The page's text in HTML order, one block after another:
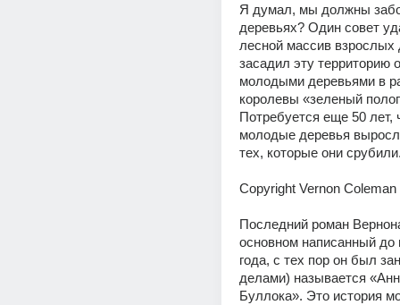
Я думал, мы должны
деревьях? Один совет
лесной массив взрослых
засадил эту территорию
молодыми деревьями в
королевы «зеленый
Потребуется еще 50 лет,
молодые деревья
тех, которые они
Copyright Vernon
Последний роман
основном написанный до
года, с тех пор он был
делами) называется
Буллока». Это история